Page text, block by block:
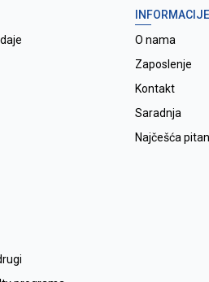
INFORMACIJE
O nama
Zaposlenje
Kontakt
Saradnja
Najčešća